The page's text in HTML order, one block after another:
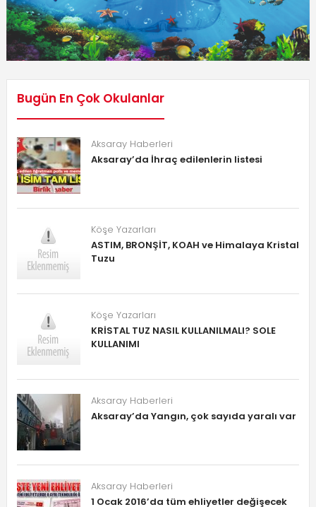
Bugün En Çok Okulanlar
Aksaray Haberleri
Aksaray’da İhraç edilenlerin listesi
Köşe Yazarları
ASTIM, BRONŞİT, KOAH ve Himalaya Kristal
Tuzu
Köşe Yazarları
KRİSTAL TUZ NASIL KULLANILMALI? SOLE
KULLANIMI
Aksaray Haberleri
Aksaray’da Yangın, çok sayıda yaralı var
Aksaray Haberleri
1 Ocak 2016’da tüm ehliyetler değişecek